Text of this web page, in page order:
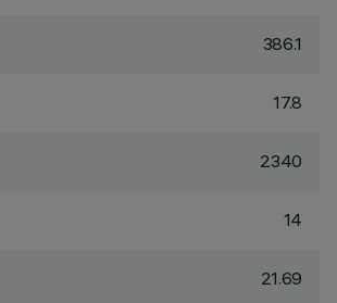
386.1
17.8
2340
14
21.69